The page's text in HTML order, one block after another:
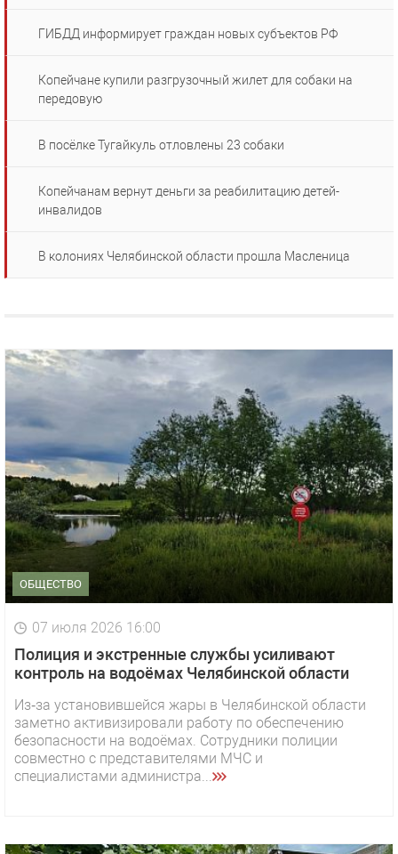
ГИБДД информирует граждан новых субъектов РФ
Копейчане купили разгрузочный жилет для собаки на
передовую
В посёлке Тугайкуль отловлены 23 собаки
Копейчанам вернут деньги за реабилитацию детей-
инвалидов
В колониях Челябинской области прошла Масленица
ОБЩЕСТВО
07 июля 2026 16:00
Полиция и экстренные службы усиливают
контроль на водоёмах Челябинской области
Из‑за установившейся жары в Челябинской области
заметно активизировали работу по обеспечению
безопасности на водоёмах. Сотрудники полиции
совместно с представителями МЧС и
специалистами администра...